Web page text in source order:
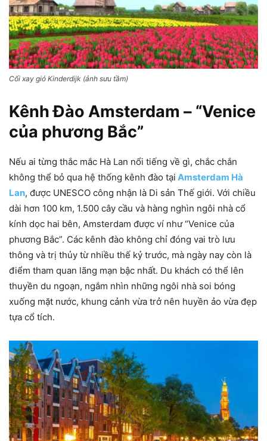
Cối xay gió Kinderdijk (ảnh sưu tầm)
Kênh Đào Amsterdam – “Venice
của phương Bắc”
Nếu ai từng thắc mắc Hà Lan nổi tiếng về gì, chắc chắn
không thể bỏ qua hệ thống kênh đào tại Amsterdam Hà
Lan, được UNESCO công nhận là Di sản Thế giới. Với chiều
dài hơn 100 km, 1.500 cây cầu và hàng nghìn ngôi nhà cổ
kính dọc hai bên, Amsterdam được ví như “Venice của
phương Bắc”. Các kênh đào không chỉ đóng vai trò lưu
thông và trị thủy từ nhiều thế kỷ trước, mà ngày nay còn là
điểm tham quan lãng mạn bậc nhất. Du khách có thể lên
thuyền du ngoạn, ngắm nhìn những ngôi nhà soi bóng
xuống mặt nước, khung cảnh vừa trở nên huyền ảo vừa đẹp
tựa cổ tích.